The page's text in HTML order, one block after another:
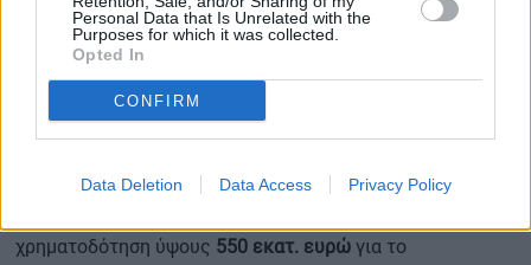
Personal Data that Is Unrelated with the
Purposes for which it was collected.
Opted In
CONFIRM
Data Deletion Data Access Privacy Policy
Με την ολοκλήρωση της συναλλαγής, η επιχειρησιακή
ισχύς της Masdar στην Ιβηρική Χερσόνησο αναμένεται να
βρίσκεται υπό ανάπτυξη
Στο πλαίσιο της προετοιμασίας της συναλλαγής, η Repsol
χρηματοδότηση ύψους 550 εκατ. ευρώ για το